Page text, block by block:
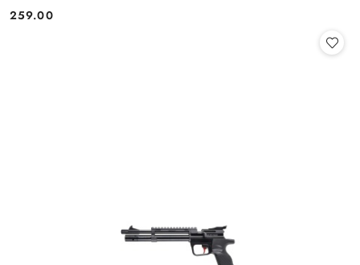
Cena:
259.00